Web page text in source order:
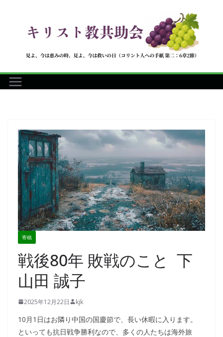
へ
ス
寄稿
戦後80年 敗戦のこと 下
山田 誠子
2025年12月22日 kjk
10月1日はお隣り中国の国慶節で、長い休暇に入ります。
といっても抗日戦争勝利なので、多くの人たちは海外旅